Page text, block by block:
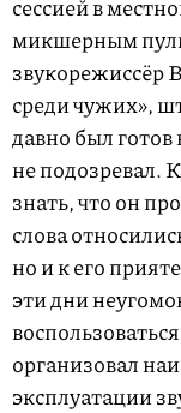
сессией в
микшерным
звукорежиссёр
среди чужих»,
давно был
не подозревал.
знать, что он
слова
но и к его
эти дни
организовал
эксплуатации